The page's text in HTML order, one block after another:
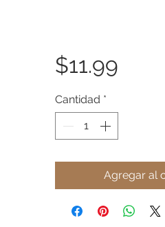
$11.99
Cantidad *
Agregar al